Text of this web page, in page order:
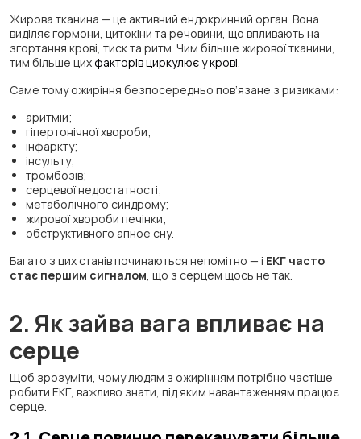
Жирова тканина — це активний ендокринний орган. Вона
виділяє гормони, цитокіни та речовини, що впливають на
згортання крові, тиск та ритм. Чим більше жирової тканини,
тим більше цихфакторів циркулює у крові
Саме тому ожиріння безпосередньо пов’язане з ризиками:
аритмій;
гіпертонічної хвороби;
інфаркту;
інсульту;
тромбозів;
серцевої недостатності;
метаболічного синдрому;
жирової хвороби печінки;
обструктивного апное сну.
Багато з цих станів починаються непомітно — і ЕКГ часто
стає першим сигналом , що з серцем щось не так.
2. Як зайва вага впливає на
серце
Щоб зрозуміти, чому людям з ожирінням потрібно частіше
робити ЕКГ, важливо знати, під яким навантаженням працює
серце.